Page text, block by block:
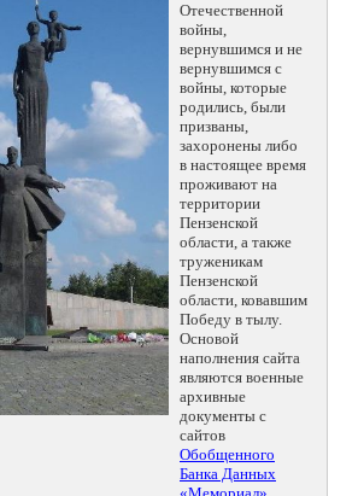
Отечественной
войны,
вернувшимся и не
вернувшимся с
войны, которые
родились, были
призваны,
захоронены либо
в настоящее время
проживают на
территории
Пензенской
области, а также
труженикам
Пензенской
области, ковавшим
Победу в тылу.
Основой
наполнения сайта
являются военные
архивные
документы с
сайтов
Обобщенного
Банка Данных